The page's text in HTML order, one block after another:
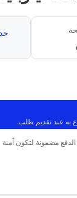
به عند تقديم طلب.
مضمونة لتكون آمنة